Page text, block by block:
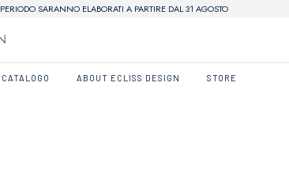
SARANNO ELABORATI A PARTIRE DAL 31 AGOSTO
CATALOGO ABOUT ECLISS DESIGN STORE